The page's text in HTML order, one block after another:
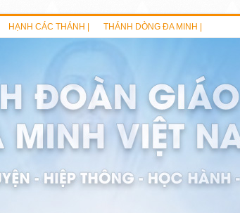
HẠNH CÁC THÁNH | THÁNH DÒNG ĐA MINH |